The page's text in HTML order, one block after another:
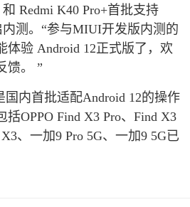
Redmi K40 Pro+首批支持
测。“参与MIUI开发版内测的
体验 Android 12正式版了，欢
馈。 ”
国内首批适配Android 12的操作
OPPO Find X3 Pro、Find X3
、一加9 Pro 5G、一加9 5G已